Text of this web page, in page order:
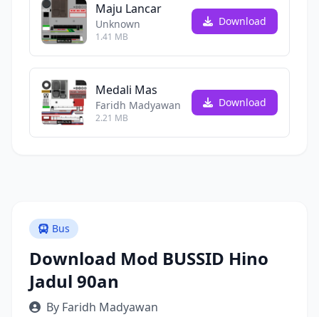
Maju Lancar
Unknown
1.41 MB
Download
Medali Mas
Faridh Madyawan
2.21 MB
Download
Bus
Download Mod BUSSID Hino
Jadul 90an
By Faridh Madyawan